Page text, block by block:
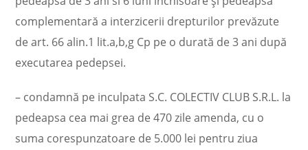
complementară a interzicerii drepturilor prevăzute
de art. 66 alin.1 lit.a,b,g Cp pe o durată de 3 ani după
executarea pedepsei.
– condamnă pe inculpata S.C. COLECTIV CLUB S.R.L. la
pedeapsa cea mai grea de 470 zile amenda, cu o
suma corespunzatoare de 5.000 lei pentru ziua